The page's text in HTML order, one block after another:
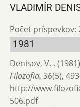
VLADIMÍR
Počet príspevkov:
1981
Denisov, V. .
Filozofia, 36(5),
http://
506.pdf